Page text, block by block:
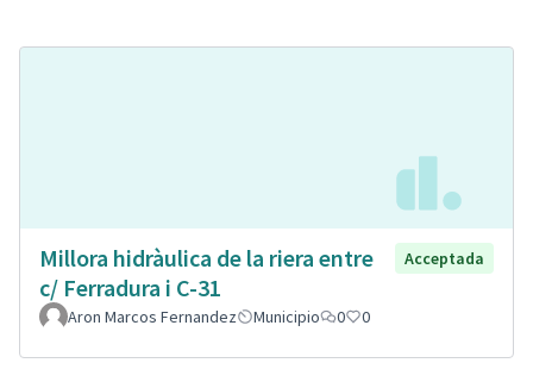
Millora hidràulica de la riera entre
c/ Ferradura i C-31
Acceptada
Aron Marcos Fernandez Municipio 0 0